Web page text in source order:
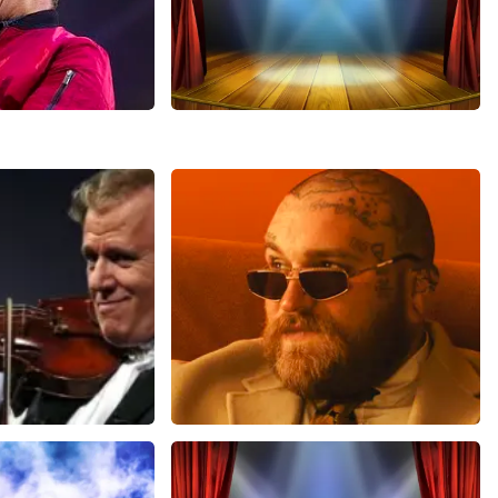
reviews 2588+reviews
BEKIJKEN
Teddy Swims
647laatste 30 minuten